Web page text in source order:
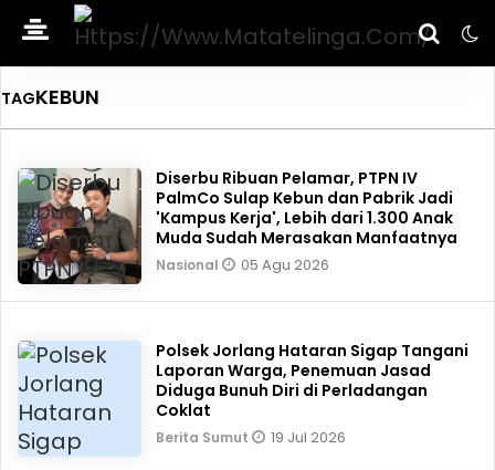
TAGKEBUN
Diserbu Ribuan Pelamar, PTPN IV
PalmCo Sulap Kebun dan Pabrik Jadi
'Kampus Kerja', Lebih dari 1.300 Anak
Muda Sudah Merasakan Manfaatnya
Nasional 05 Agu 2026
Polsek Jorlang Hataran Sigap Tangani
Laporan Warga, Penemuan Jasad
Diduga Bunuh Diri di Perladangan
Coklat
Berita Sumut 19 Jul 2026